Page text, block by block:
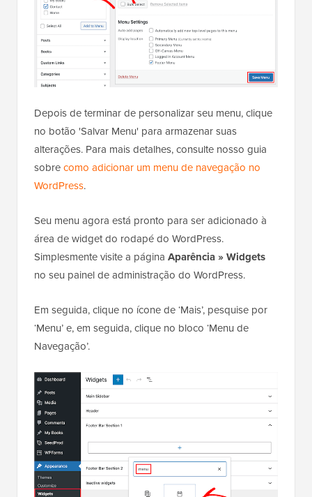
Depois de terminar de personalizar seu menu, clique
no botão 'Salvar Menu' para armazenar suas
alterações. Para mais detalhes, consulte nosso guia
sobrecomo adicionar um menu de navegação no
WordPress.
Seu menu agora está pronto para ser adicionado à
área de widget do rodapé do WordPress.
Simplesmente visite a página Aparência » Widgets
no seu painel de administração do WordPress.
Em seguida, clique no ícone de ‘Mais’, pesquise por
‘Menu’ e, em seguida, clique no bloco ‘Menu de
Navegação’.